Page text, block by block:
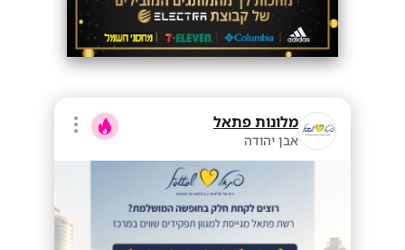
מלונות פתאל
אבן יהודה